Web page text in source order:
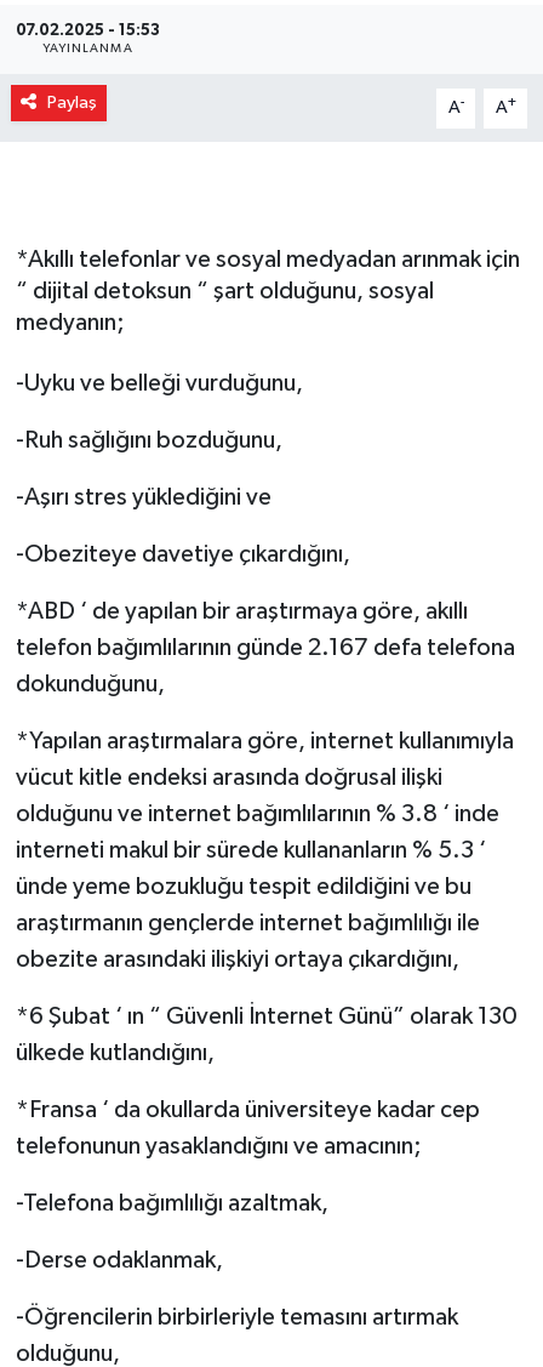
07.02.2025 - 15:53
YAYINLANMA
Paylaş A- A+
*Akıllı telefonlar ve sosyal medyadan arınmak için
“ dijital detoksun “ şart olduğunu, sosyal
medyanın;
-Uyku ve belleği vurduğunu,
-Ruh sağlığını bozduğunu,
-Aşırı stres yüklediğini ve
-Obeziteye davetiye çıkardığını,
*ABD ‘ de yapılan bir araştırmaya göre, akıllı
telefon bağımlılarının günde 2.167 defa telefona
dokunduğunu,
*Yapılan araştırmalara göre, internet kullanımıyla
vücut kitle endeksi arasında doğrusal ilişki
olduğunu ve internet bağımlılarının % 3.8 ‘ inde
interneti makul bir sürede kullananların % 5.3 ‘
ünde yeme bozukluğu tespit edildiğini ve bu
araştırmanın gençlerde internet bağımlılığı ile
obezite arasındaki ilişkiyi ortaya çıkardığını,
*6 Şubat ‘ ın “ Güvenli İnternet Günü” olarak 130
ülkede kutlandığını,
*Fransa ‘ da okullarda üniversiteye kadar cep
telefonunun yasaklandığını ve amacının;
-Telefona bağımlılığı azaltmak,
-Derse odaklanmak,
-Öğrencilerin birbirleriyle temasını artırmak
olduğunu,
Gizlilik İlkeleri - Privacy Policy
Güncel
Spor